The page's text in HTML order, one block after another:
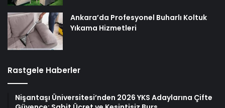
Ankara’da Profesyonel Buharlı Koltuk
Yıkama Hizmetleri
Rastgele Haberler
Nişantaşı Üniversitesi’nden 2026 YKS Adaylarına Çifte